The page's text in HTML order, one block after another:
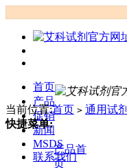
首页
产品
促销
新闻
MSDS
联系我们
当前位置:首页 > 通用试剂
快捷菜单:
产品首
页